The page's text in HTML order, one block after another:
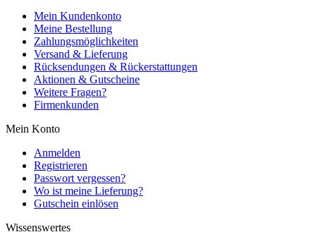
Mein Kundenkonto
Meine Bestellung
Zahlungsmöglichkeiten
Versand & Lieferung
Rücksendungen & Rückerstattungen
Aktionen & Gutscheine
Weitere Fragen?
Firmenkunden
Mein Konto
Anmelden
Registrieren
Passwort vergessen?
Wo ist meine Lieferung?
Gutschein einlösen
Wissenswertes